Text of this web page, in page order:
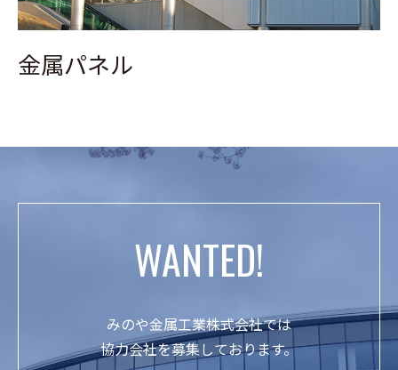
金属パネル
WANTED!
みのや金属工業株式会社では
協力会社を募集しております。